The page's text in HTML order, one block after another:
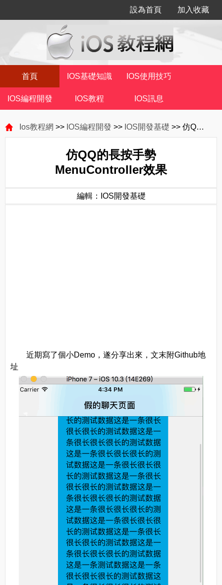
設為首頁 加入收藏
首頁 IOS基礎知識 IOS使用技巧
IOS編程開發 IOS教程 IOS訊息
Ios教程網 >> IOS編程開發 >> IOS開發基礎 >> 仿QQ的長按手勢MenuController效果
仿QQ的長按手勢
MenuController效果
編輯：IOS開發基礎
近期寫了個小Demo，遂分享出來，文末附Github地
址